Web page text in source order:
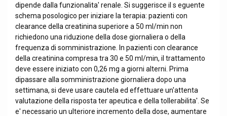
dipende dalla funzionalita' renale. Si suggerisce il s eguente
schema posologico per iniziare la terapia: pazienti con
clearance della creatinina superiore a 50 ml/min non
richiedono una riduzione della dose giornaliera o della
frequenza di somministrazione. In pazienti con clearance
della creatinina compresa tra 30 e 50 ml/min, il trattamento
deve essere iniziato con 0,26 mg a giorni alterni. Prima
dipassare alla somministrazione giornaliera dopo una
settimana, si deve usare cautela ed effettuare un'attenta
valutazione della risposta ter apeutica e della tollerabilita'. Se
e' necessario un ulteriore incremento della dose, aumentare